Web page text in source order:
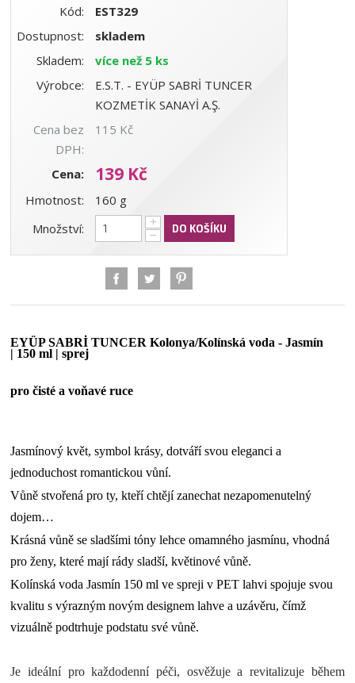
Kód:
EST329
Dostupnost:
skladem
Skladem:
více než 5 ks
Výrobce:
E.S.T. - EYÜP SABRİ TUNCER
KOZMETİK SANAYİ A.Ş.
Cena bez
DPH:
115 Kč
Cena: 139 Kč
Hmotnost:
160 g
Množství:
+
−
DO KOŠÍKU
EYÜP SABRİ TUNCER Kolonya/Kolínská voda - Jasmín
| 150 ml |sprej
pro čisté a voňavé ruce
Jasmínový květ, symbol krásy, dotváří svou eleganci a
jednoduchost romantickou vůní.
Vůně stvořená pro ty, kteří chtějí zanechat nezapomenutelný
dojem…
Krásná vůně se sladšími tóny lehce omamného jasmínu, vhodná
pro ženy, které mají rády sladší, květinové vůně.
Kolínská voda Jasmín 150 ml ve spreji v PET lahvi spojuje svou
kvalitu s výrazným novým designem lahve a uzávěru, čímž
vizuálně podtrhuje podstatu své vůně.
Je ideální pro každodenní péči, osvěžuje a revitalizuje během